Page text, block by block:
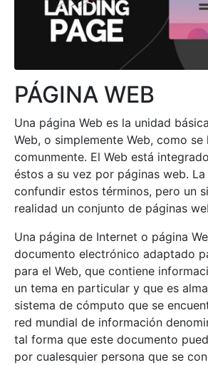
PÁGINA WEB
Una página Web es la unidad
Web, o simplemente Web, como se
comunmente. El Web está
éstos a su vez por páginas web.
confundir estos términos, pero un
realidad un conjunto de páginas
Una página de Internet o página
documento electrónico adaptado
para el Web, que contiene
un tema en particular y que es
sistema de cómputo que se
red mundial de información
tal forma que este documento
por cualesquier persona que se